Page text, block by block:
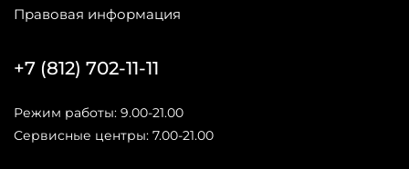
Правовая информация
+7 (812) 702-11-11
Режим работы: 9.00-21.00
Сервисные центры: 7.00-21.00